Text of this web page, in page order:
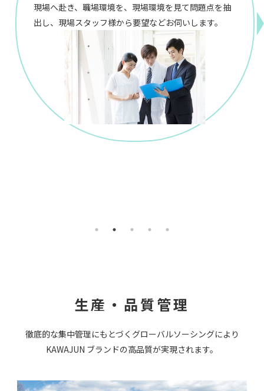
現場へ赴き、職場環境を、現場環境を⾒て問題点を抽
出し、現場スタッフ様から要望などお伺いします。
⽣産・品質管理
徹底的な集中管理にもとづくグローバルソーシングにより
KAWAJUN ブランドの⾼品質が実現されます。